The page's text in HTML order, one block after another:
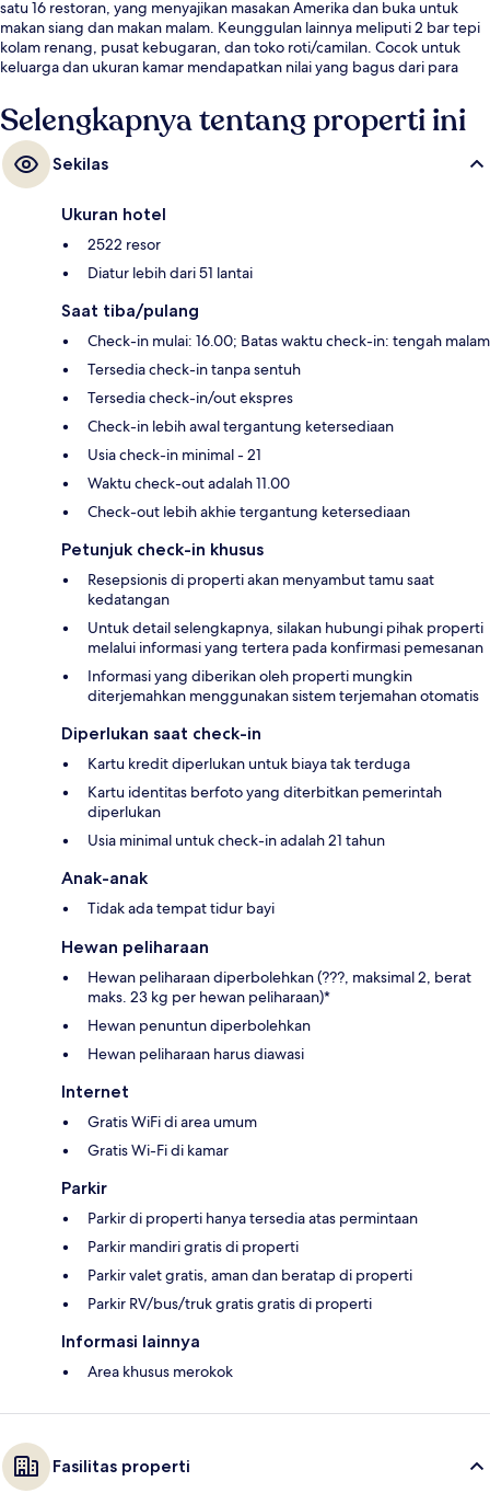
satu 16 restoran, yang menyajikan masakan Amerika dan buka untuk
makan siang dan makan malam. Keunggulan lainnya meliputi 2 bar tepi
kolam renang, pusat kebugaran, dan toko roti/camilan. Cocok untuk
keluarga dan ukuran kamar mendapatkan nilai yang bagus dari para
Selengkapnya tentang properti ini
Sekilas
Ukuran hotel
2522 resor
Diatur lebih dari 51 lantai
Saat tiba/pulang
Check-in mulai: 16.00; Batas waktu check-in: tengah malam
Tersedia check-in tanpa sentuh
Tersedia check-in/out ekspres
Check-in lebih awal tergantung ketersediaan
Usia check-in minimal - 21
Waktu check-out adalah 11.00
Check-out lebih akhie tergantung ketersediaan
Petunjuk check-in khusus
Resepsionis di properti akan menyambut tamu saat
kedatangan
Untuk detail selengkapnya, silakan hubungi pihak properti
melalui informasi yang tertera pada konfirmasi pemesanan
Informasi yang diberikan oleh properti mungkin
diterjemahkan menggunakan sistem terjemahan otomatis
Diperlukan saat check-in
Kartu kredit diperlukan untuk biaya tak terduga
Kartu identitas berfoto yang diterbitkan pemerintah
diperlukan
Usia minimal untuk check-in adalah 21 tahun
Anak-anak
Tidak ada tempat tidur bayi
Hewan peliharaan
Hewan peliharaan diperbolehkan (???, maksimal 2, berat
maks. 23 kg per hewan peliharaan)*
Hewan penuntun diperbolehkan
Hewan peliharaan harus diawasi
Internet
Gratis WiFi di area umum
Gratis Wi-Fi di kamar
Parkir
Parkir di properti hanya tersedia atas permintaan
Parkir mandiri gratis di properti
Parkir valet gratis, aman dan beratap di properti
Parkir RV/bus/truk gratis gratis di properti
Informasi lainnya
Area khusus merokok
Fasilitas properti